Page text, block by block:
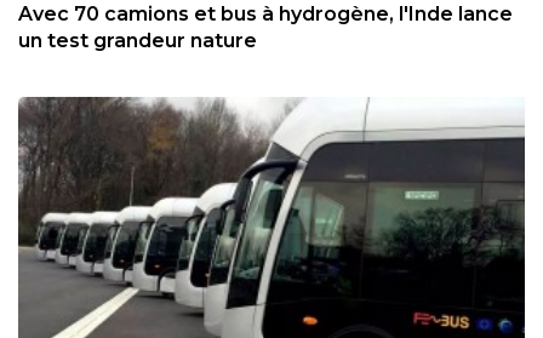
Avec 70 camions et bus à hydrogène, l'Inde lance
un test grandeur nature